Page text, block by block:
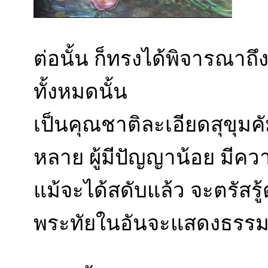
ต่อนั้น ก็ทรงได้พิจารณาถึ
ทั้งหมดนั้น
เป็นคุณชาติละเอียดสุขุม
หลาย ผู้มีปัญญาน้อย มีคว
แม้จะได้สดับแล้ว จะตรัส
พระทัยในอันจะแสดงธรร